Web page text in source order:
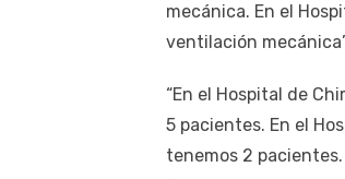
mecánica. En el
ventilación
“En el Hospital de
5 pacientes. En el
tenemos 2